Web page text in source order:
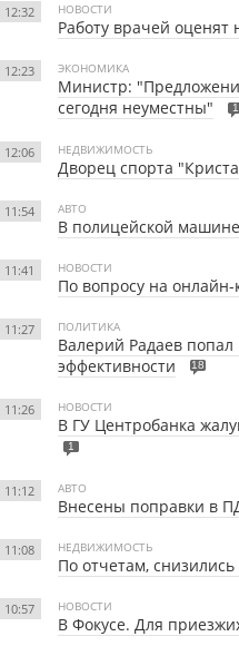
12:32 НОВОСТИ
Работу врачей
12:23 ЭКОНОМИКА
Министр:
сегодня неуместны"
1
12:06 НЕДВИЖИМОСТЬ
Дворец спорта
11:54 АВТО
В полицейской
11:41 НОВОСТИ
По вопросу на
11:27 ПОЛИТИКА
Валерий Радаев попал
эффективности
18
11:26 НОВОСТИ
В ГУ Центробанка
1
11:12 АВТО
Внесены поправки в
11:08 НЕДВИЖИМОСТЬ
По отчетам,
10:57 НОВОСТИ
В Фокусе. Для